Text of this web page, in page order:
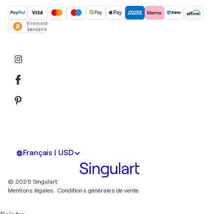
Virement
bancaire
Français | USD
© 2026 Singulart
Mentions légales. Conditions générales de vente